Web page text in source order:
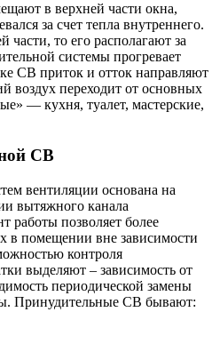
в верхней части окна,
за счет тепла внутреннего.
части, то его располагают за
системы прогревает
СВ приток и отток направляют
воздух переходит от основных
— кухня, туалет, мастерские,
СВ
вентиляции основана на
вытяжного канала
работы позволяет более
в помещении вне зависимости
контроля
выделяют – зависимость от
периодической замены
Принудительные СВ бывают: